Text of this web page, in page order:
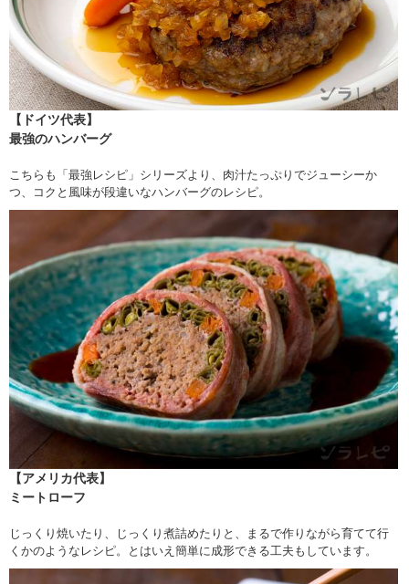
【ドイツ代表】
最強のハンバーグ
こちらも「最強レシピ」シリーズより、肉汁たっぷりでジューシーか
つ、コクと風味が段違いなハンバーグのレシピ。
【アメリカ代表】
ミートローフ
じっくり焼いたり、じっくり煮詰めたりと、まるで作りながら育てて行
くかのようなレシピ。とはいえ簡単に成形できる工夫もしています。